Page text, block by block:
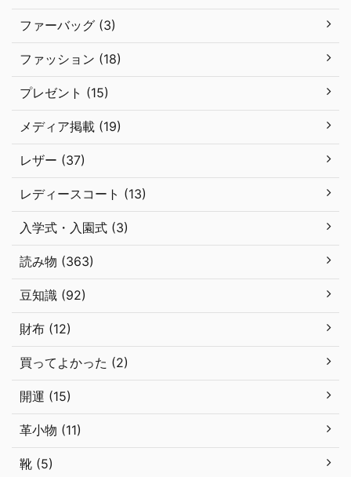
ファーバッグ (3)
ファッション (18)
プレゼント (15)
メディア掲載 (19)
レザー (37)
レディースコート (13)
入学式・入園式 (3)
読み物 (363)
豆知識 (92)
財布 (12)
買ってよかった (2)
開運 (15)
革小物 (11)
靴 (5)